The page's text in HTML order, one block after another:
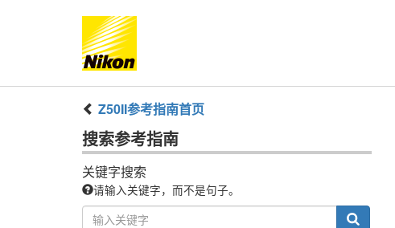
Z50II参考指南首页
搜索参考指南
关键字搜索
请输入关键字，而不是句子。